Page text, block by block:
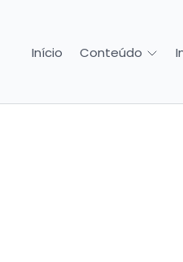
Início Conteúdo